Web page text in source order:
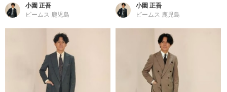
小園 正吾
ビームス 鹿児島
小園 正吾
ビームス 鹿児島